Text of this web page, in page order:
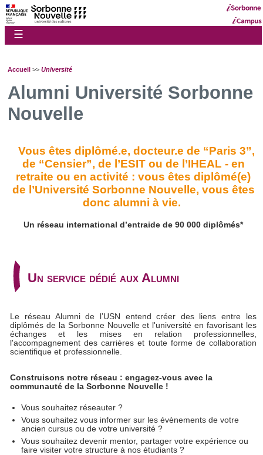
☰
Accueil >> Université
Alumni Université Sorbonne
Nouvelle
Vous êtes diplômé.e, docteur.e de “Paris 3”,
de “Censier”, de l’ESIT ou de l’IHEAL - en
retraite ou en activité : vous êtes diplômé(e)
de l’Université Sorbonne Nouvelle, vous êtes
donc alumni à vie.
Un réseau international d’entraide de 90 000 diplômés*
Un service dédié aux Alumni
Le réseau Alumni de l’USN entend créer des liens entre les
diplômés de la Sorbonne Nouvelle et l'université en favorisant les
échanges et les mises en relation professionnelles,
l'accompagnement des carrières et toute forme de collaboration
scientifique et professionnelle.
Construisons notre réseau : engagez-vous avec la
communauté de la Sorbonne Nouvelle !
Vous souhaitez réseauter ?
Vous souhaitez vous informer sur les évènements de votre
ancien cursus ou de votre université ?
Vous souhaitez devenir mentor, partager votre expérience ou
faire visiter votre structure à nos étudiants ?